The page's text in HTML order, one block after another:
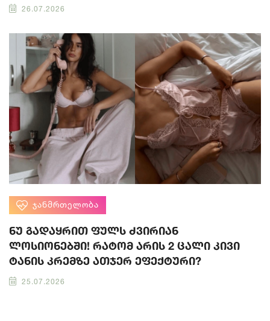
26.07.2026
ᲯᲐᲜᲛᲠᲗᲔᲚᲝᲑᲐ
ნუ გადაყრით ფულს ძვირიან
ლოსიონებში! რატომ არის 2 ცალი კივი
ტანის კრემზე ათჯერ ეფექტური?
25.07.2026